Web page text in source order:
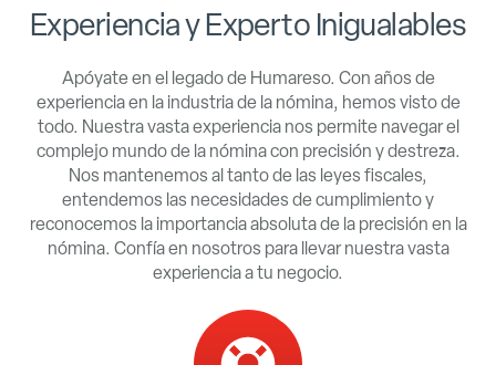
Experiencia y Experto Inigualables
Apóyate en el legado de Humareso. Con años de
experiencia en la industria de la nómina, hemos visto de
todo. Nuestravastaexperiencia nos permite navegar el
complejo mundo de la nómina con precisión y destreza.
Nos mantenemos al tanto de las leyes fiscales,
entendemos las necesidades de cumplimiento y
reconocemos la importancia absoluta de la precisión en la
nómina. Confía en nosotros para llevar nuestra vasta
experiencia a tu negocio.